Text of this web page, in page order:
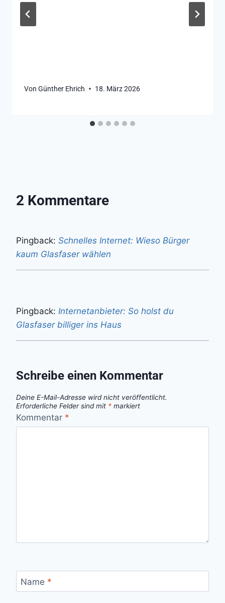
Von Günther Ehrich 18. März 2026
2 Kommentare
Pingback: Schnelles Internet: Wieso Bürger
kaum Glasfaser wählen
Pingback: Internetanbieter: So holst du
Glasfaser billiger ins Haus
Schreibe einen Kommentar
Deine E-Mail-Adresse wird nicht veröffentlicht.
Erforderliche Felder sind mit * markiert
Kommentar *
Name *